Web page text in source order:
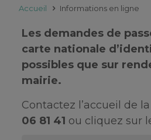
Accueil Informations en ligne
Les demandes de
carte nationale
possibles que sur
mairie.
Contactez l’accueil de
06 81 41 ou cliquez sur